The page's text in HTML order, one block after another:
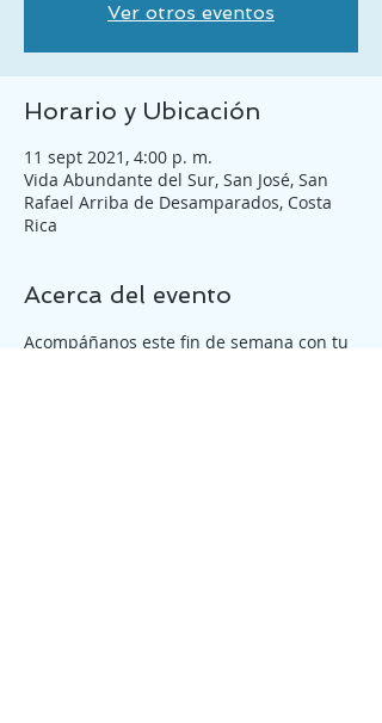
Ver otros eventos
Horario y Ubicación
11 sept 2021, 4:00 p. m.
Vida Abundante del Sur, San José, San
Rafael Arriba de Desamparados, Costa
Rica
Acerca del evento
Acompáñanos este fin de semana con tu